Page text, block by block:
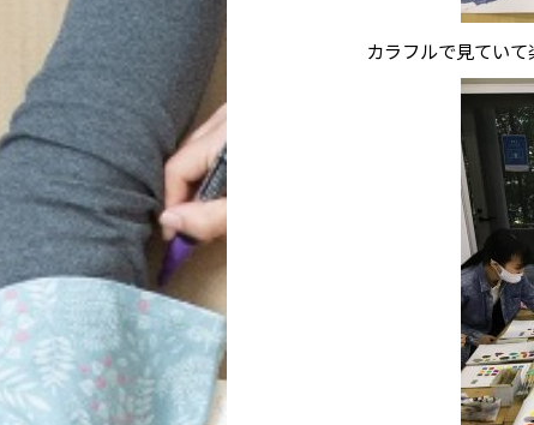
カラフルで見てい